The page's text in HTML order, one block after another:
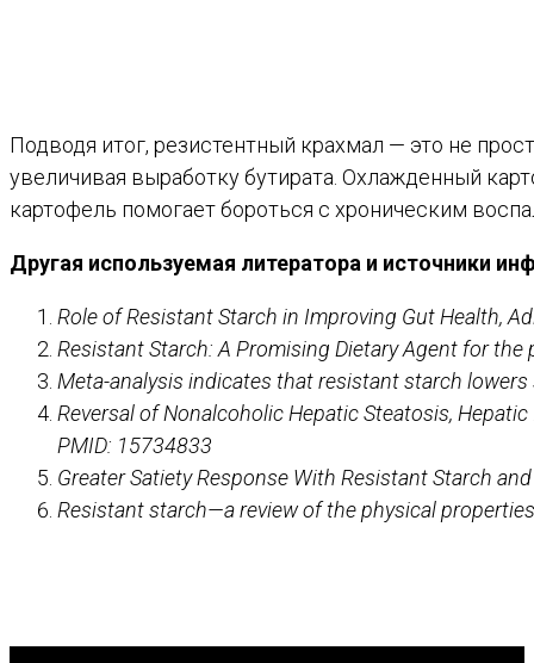
Подводя итог, резистентный крахмал — это не
увеличивая выработку бутирата. Охлажденный
картофель помогает бороться с хроническим
Другая используемая литератора и источники
Role of Resistant Starch in Improving Gut Health,
Resistant Starch: A Promising Dietary Agent for
Meta-analysis indicates that resistant starch lowers
Reversal of Nonalcoholic Hepatic Steatosis,
PMID: 15734833
Greater Satiety Response With Resistant Starch
Resistant starch—a review of the physical